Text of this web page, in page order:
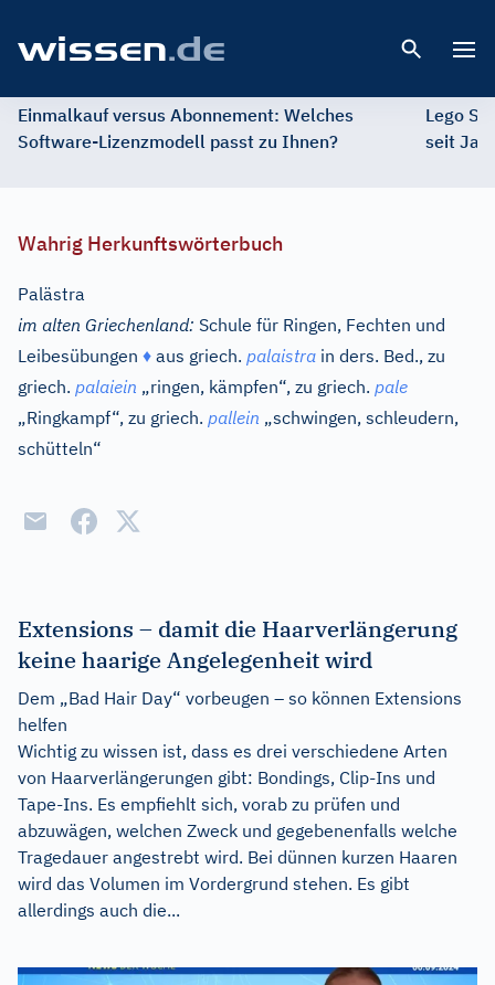
Einmalkauf versus Abonnement: Welches
Software-Lizenzmodell passt zu Ihnen?
Lego
seit
Wahrig Herkunftswörterbuch
Palästra
im alten Griechenland: Schule für Ringen, Fechten und
Leibesübungen ♦ aus griech. palaistra in ders. Bed., zu
griech. palaiein „ringen, kämpfen“, zu griech. pale
„Ringkampf“, zu griech. pallein „schwingen, schleudern,
schütteln“
Extensions – damit die Haarverlängerung
keine haarige Angelegenheit wird
Dem „Bad Hair Day“ vorbeugen – so können Extensions
helfen
Wichtig zu wissen ist, dass es drei verschiedene Arten
von Haarverlängerungen gibt: Bondings, Clip-Ins und
Tape-Ins. Es empfiehlt sich, vorab zu prüfen und
abzuwägen, welchen Zweck und gegebenenfalls welche
Tragedauer angestrebt wird. Bei dünnen kurzen Haaren
wird das Volumen im Vordergrund stehen. Es gibt
allerdings auch die...